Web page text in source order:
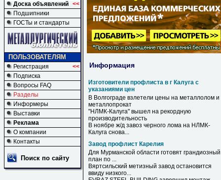
Доска объявлений <<
Подшипники
ГОСТы и стандарты
ПОЛЬЗОВАТЕЛЯМ
Регистрация
<<
Подписка
Вопросы FAQ
Разделы
Информеры
Выставки
Реклама
О компании
Контакты
Поиск по сайту
Информация
Изготовители профлиста в г Калуга с
указаниями цен
В Волгограде взлетели цены на металлолом и
металлопрокат
"НЛМК-Калуга" вышел на рекордную
производительность
В ноябре ж/д завоз черного лома на НЛМК-
Калуга снова...
Завод профлист Карелия
Для Мурманской области готовят грандиозный
план по ...
Вяртсильский метизный завод остановится
ввиду низкого...